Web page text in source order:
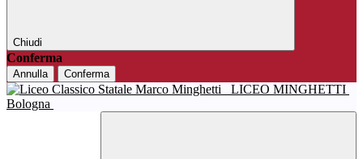
Chiudi
Conferma
Annulla Conferma
LICEO MINGHETTI
Bologna